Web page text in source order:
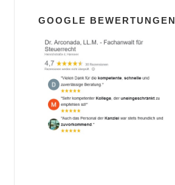
GOOGLE BEWERTUNGEN